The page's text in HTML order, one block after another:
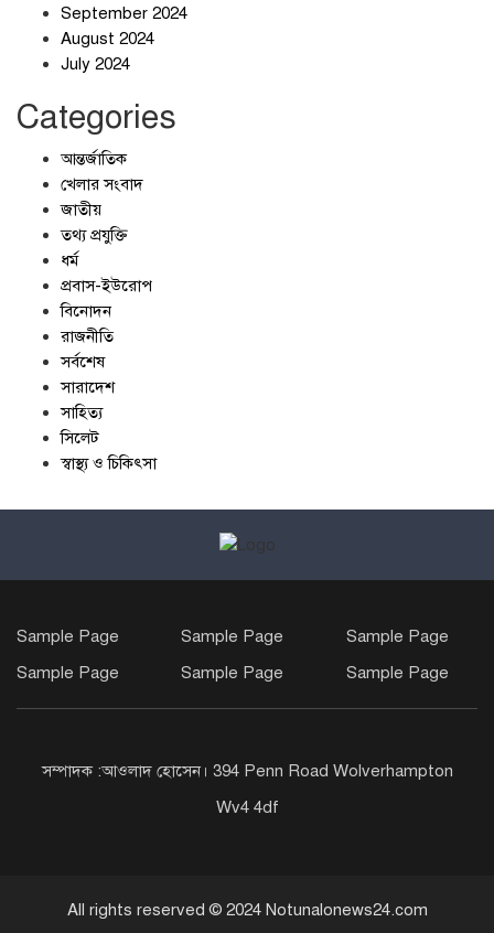
September 2024
August 2024
July 2024
Categories
আন্তর্জাতিক
খেলার সংবাদ
জাতীয়
তথ্য প্রযুক্তি
ধর্ম
প্রবাস-ইউরোপ
বিনোদন
রাজনীতি
সর্বশেষ
সারাদেশ
সাহিত্য
সিলেট
স্বাস্থ্য ও চিকিৎসা
Sample Page Sample Page
Sample Page
Sample Page
Sample Page Sample Page
সম্পাদক :আওলাদ হোসেন। 394 Penn Road Wolverhampton
Wv4 4df
All rights reserved © 2024 Notunalonews24.com